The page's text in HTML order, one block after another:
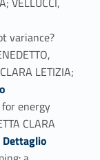
variance?
LETIZIA;
energy
CLARA
Link identifier #identifier_person_37396-25
Dettaglio